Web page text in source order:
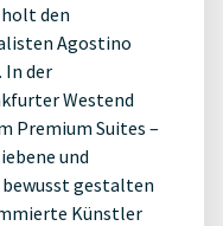
den
Agostino
In der
Westend
Premium Suites –
und
bewusst gestalten
Künstler